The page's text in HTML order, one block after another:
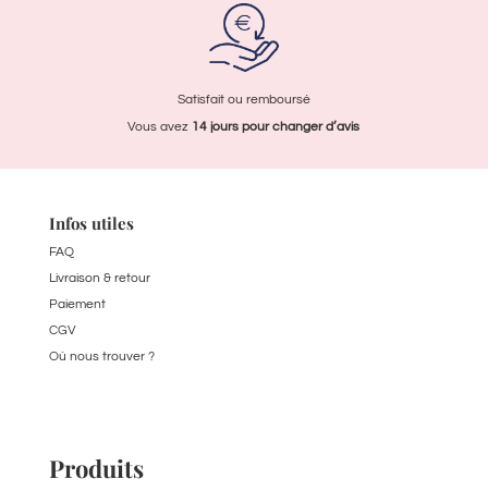
Satisfait ou remboursé
Vous avez 14 jours pourchanger d’avis
Infos utiles
FAQ
Livraison & retour
Paiement
CGV
Où nous trouver ?
Produits